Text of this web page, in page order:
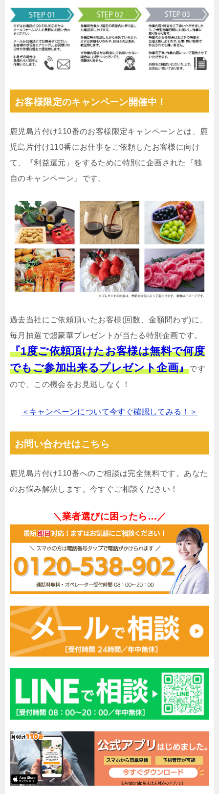
お客様限定のキャンペーン開催中！
鹿児島片付け110番のお客様限定キャンペーンとは、鹿
児島片付け110番にお仕事をご依頼したお客様に向け
て、『利益還元』をするために特別に企画された『独
自のキャンペーン』です。
過去当社にご依頼頂いたお客様(回数、金額問わず)に、
毎月抽選で超豪華プレゼントが当たる特別企画です。
『1度ご依頼頂けたお客様は無料で何度
でもご参加出来るプレゼント企画』です
ので、この機会をお見逃しなく！
＜キャンペーンについて今すぐ確認してみる！＞
お問い合わせはこちら
鹿児島片付け110番へのご相談は完全無料です。あなた
のお悩み解決します。今すぐご相談ください！
＼業者選びに困ったら…／